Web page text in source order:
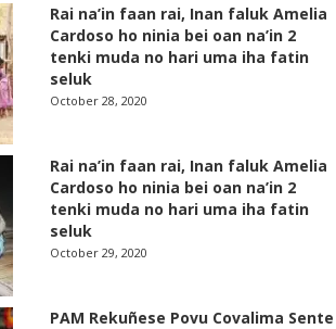
Rai na’in faan rai, Inan faluk Amelia
Cardoso ho ninia bei oan na’in 2
tenki muda no hari uma iha fatin
seluk
October 28, 2020
Rai na’in faan rai, Inan faluk Amelia
Cardoso ho ninia bei oan na’in 2
tenki muda no hari uma iha fatin
seluk
October 29, 2020
PAM Rekuñese Povu Covalima Sente